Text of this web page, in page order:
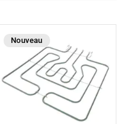
Nouveau